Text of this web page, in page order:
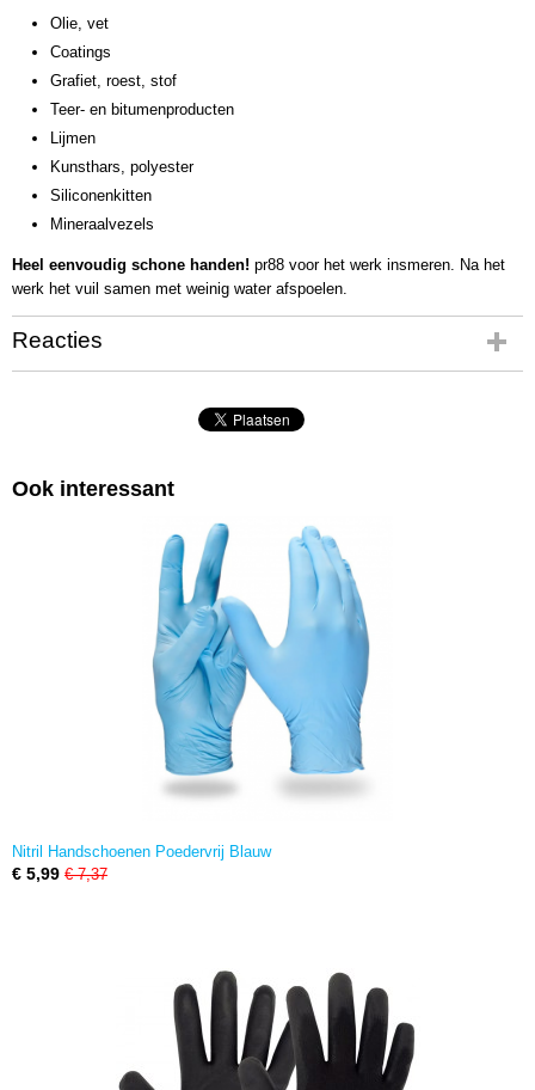
Olie, vet
Coatings
Grafiet, roest, stof
Teer- en bitumenproducten
Lijmen
Kunsthars, polyester
Siliconenkitten
Mineraalvezels
Heel eenvoudig schone handen! pr88 voor het werk insmeren. Na het
werk het vuil samen met weinig water afspoelen.
Reacties
Ook interessant
Nitril Handschoenen Poedervrij Blauw
€ 5,99 € 7,37